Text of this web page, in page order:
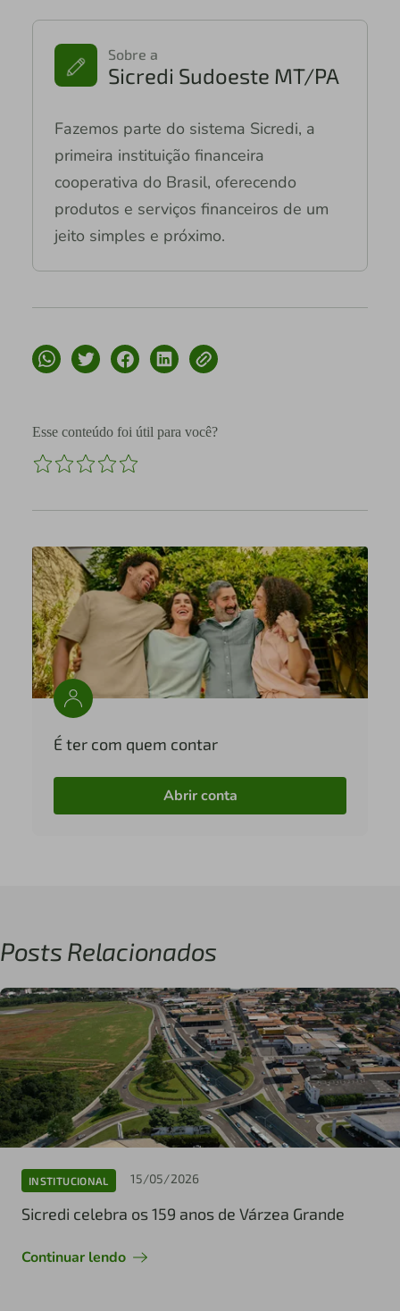
Sobre a
Sicredi Sudoeste MT/PA
Fazemos parte do sistema Sicredi, a
primeira instituição financeira
cooperativa do Brasil, oferecendo
produtos e serviços financeiros de um
jeito simples e próximo.
Esse conteúdo foi útil para você?
É ter com quem contar
Abrir conta
Posts Relacionados
INSTITUCIONAL 15/05/2026
Sicredi celebra os 159 anos de Várzea Grande
Continuar lendo